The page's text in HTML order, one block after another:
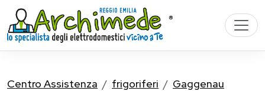
Centro Assistenza frigoriferi
Gaggenau